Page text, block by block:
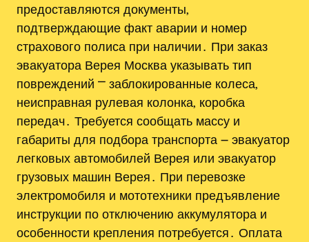
предоставляются документы‚
подтверждающие факт аварии и номер
страхового полиса при наличии․ При заказ
эвакуатора Верея Москва указывать тип
повреждений ⎻ заблокированные колеса‚
неисправная рулевая колонка‚ коробка
передач․ Требуется сообщать массу и
габариты для подбора транспорта ౼ эвакуатор
легковых автомобилей Верея или эвакуатор
грузовых машин Верея․ При перевозке
электромобиля и мототехники предъявление
инструкции по отключению аккумулятора и
особенности крепления потребуется․ Оплата